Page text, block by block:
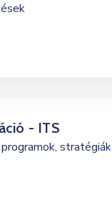
- ITS
stratégiák